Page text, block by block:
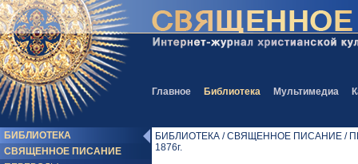
Главное Библиотека Мультимедиа
БИБЛИОТЕКА
СВЯЩЕННОЕ ПИСАНИЕ
БИБЛИОТЕКА / СВЯЩЕННОЕ ПИСАНИЕ /
1876г.